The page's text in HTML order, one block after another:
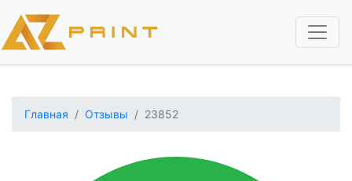
содержанию
Главная Отзывы 23852